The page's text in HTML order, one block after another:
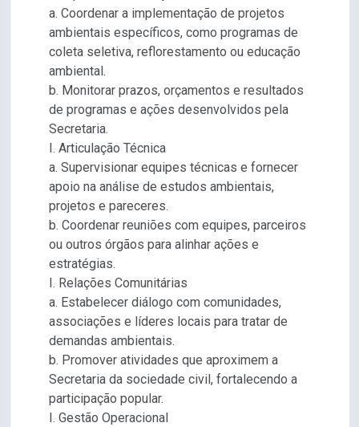
a. Coordenar a implementação de projetos
ambientais específicos, como programas de
coleta seletiva, reflorestamento ou educação
ambiental.
b. Monitorar prazos, orçamentos e resultados
de programas e ações desenvolvidos pela
Secretaria.
I. Articulação Técnica
a. Supervisionar equipes técnicas e fornecer
apoio na análise de estudos ambientais,
projetos e pareceres.
b. Coordenar reuniões com equipes, parceiros
ou outros órgãos para alinhar ações e
estratégias.
I. Relações Comunitárias
a. Estabelecer diálogo com comunidades,
associações e líderes locais para tratar de
demandas ambientais.
b. Promover atividades que aproximem a
Secretaria da sociedade civil, fortalecendo a
participação popular.
I. Gestão Operacional